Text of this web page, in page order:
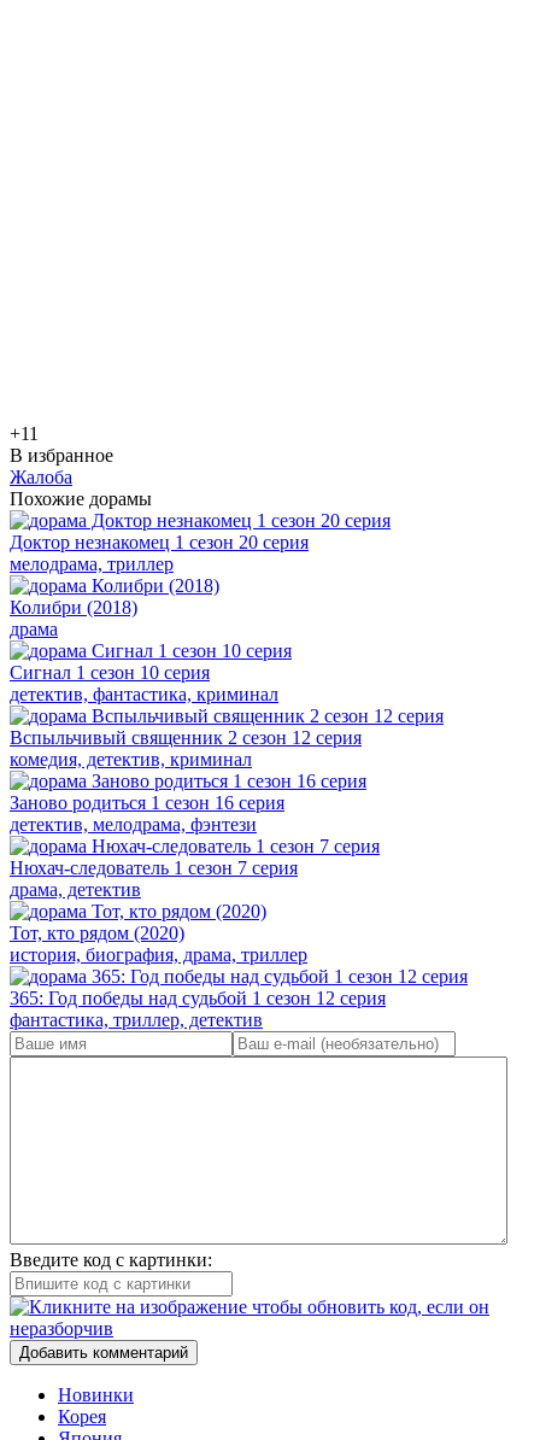
+11
В избранное
Жалоба
Похожие дорамы
Доктор незнакомец 1 сезон 20 серия
мелодрама, триллер
Колибри (2018)
драма
Сигнал 1 сезон 10 серия
детектив, фантастика, криминал
Вспыльчивый священник 2 сезон 12 серия
комедия, детектив, криминал
Заново родиться 1 сезон 16 серия
детектив, мелодрама, фэнтези
Нюхач-следователь 1 сезон 7 серия
драма, детектив
Тот, кто рядом (2020)
история, биография, драма, триллер
365: Год победы над судьбой 1 сезон 12 серия
фантастика, триллер, детектив
Введите код с картинки:
Добавить комментарий
Новинки
Корея